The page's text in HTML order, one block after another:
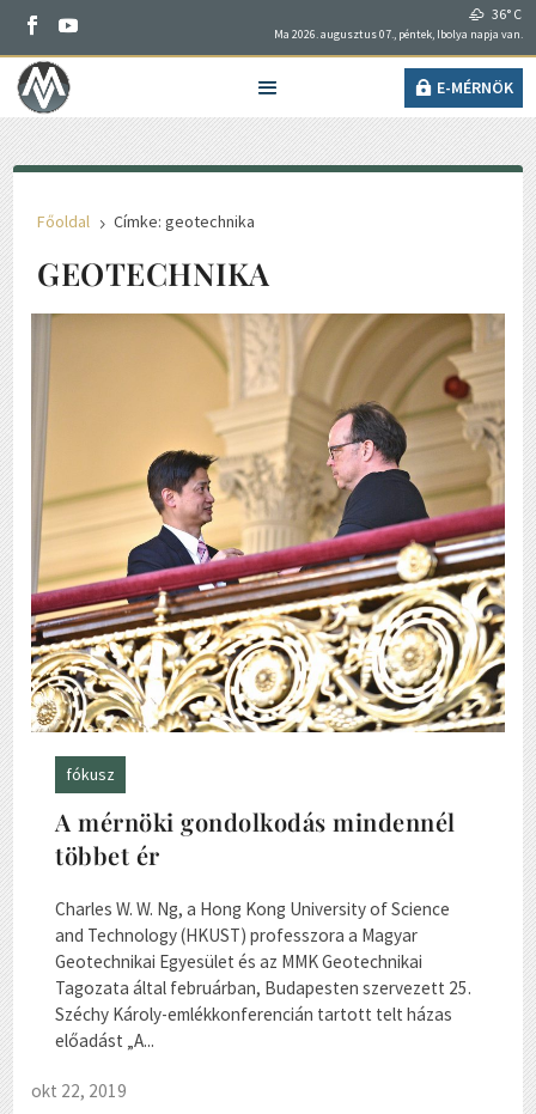
36° C
Ma 2026. augusztus 07., péntek, Ibolya napja van.
E-MÉRNÖK
Főoldal 5 Címke: geotechnika
GEOTECHNIKA
fókusz
A mérnöki gondolkodás mindennél
többet ér
Charles W. W. Ng, a Hong Kong University of Science
and Technology (HKUST) professzora a Magyar
Geotechnikai Egyesület és az MMK Geotechnikai
Tagozata által februárban, Budapesten szervezett 25.
Széchy Károly-emlékkonferencián tartott telt házas
előadást „A...
okt 22, 2019